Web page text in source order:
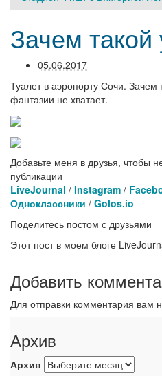
Зачем такой
05.06.2017
Туалет в аэропорту Сочи.
фантазии не хватает.
Добавьте меня в друзья, чтобы
публикации
LiveJournal / Instagram /
Одноклассники / Golos.io
Поделитесь постом с друзьями
Этот пост в моем блоге
Добавить
Для отправки комментария вам
Архив
Архив